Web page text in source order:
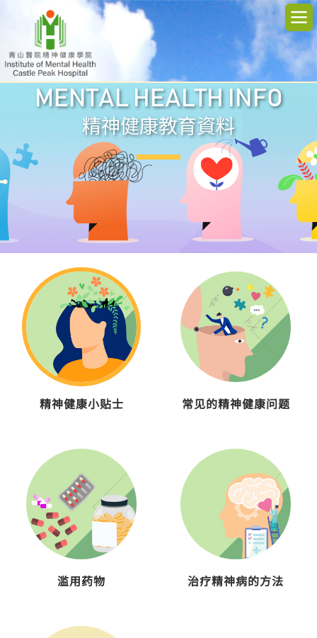
MENTAL HEALTH INFO
精神健康教育資料
精神健康小贴士 常见的精神健康问题
滥用药物 治疗精神病的方法